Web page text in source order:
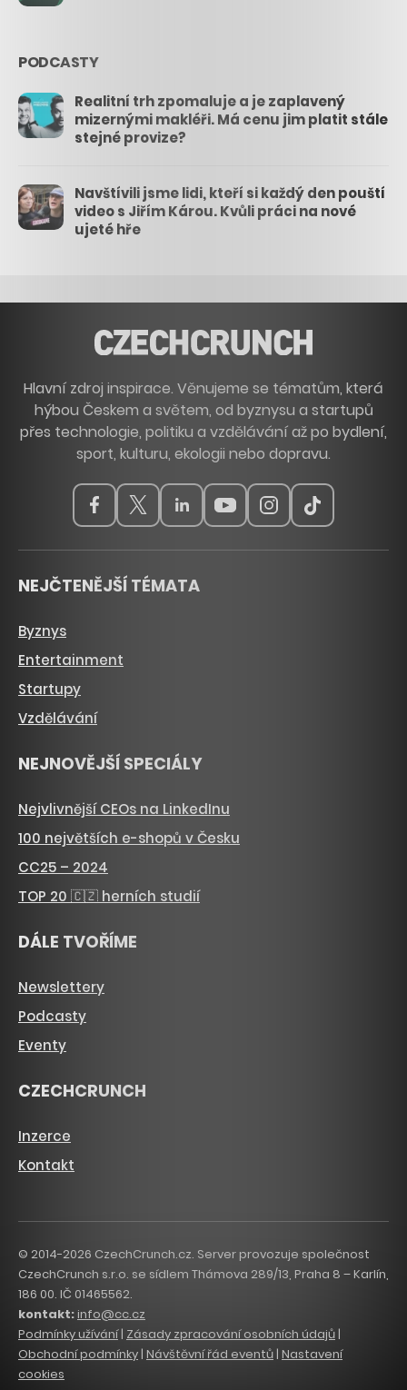
PODCASTY
Realitní trh zpomaluje a je zaplavený
mizernými makléři. Má cenu jim platit stále
stejné provize?
Navštívili jsme lidi, kteří si každý den pouští
video s Jiřím Károu. Kvůli práci na nové
ujeté hře
Hlavní zdroj inspirace. Věnujeme se tématům, která
hýbou Českem a světem, od byznysu a startupů
přes technologie, politiku a vzdělávání až po bydlení,
sport, kulturu, ekologii nebo dopravu.
NEJČTENĚJŠÍ TÉMATA
Byznys
Entertainment
Startupy
Vzdělávání
NEJNOVĚJŠÍ SPECIÁLY
Nejvlivnější CEOs na LinkedInu
100 největších e-shopů v Česku
CC25 – 2024
TOP 20 🇨🇿 herních studií
DÁLE TVOŘÍME
Newslettery
Podcasty
Eventy
CZECHCRUNCH
Inzerce
Kontakt
© 2014-2026 CzechCrunch.cz. Server provozuje společnost
CzechCrunch s.r.o. se sídlem Thámova 289/13, Praha 8 – Karlín,
186 00. IČ 01465562.
kontakt:info@cc.cz
Podmínky užívání| Zásady zpracování osobních údajů|
Obchodní podmínky| Návštěvní řád eventů | Nastavení
cookies